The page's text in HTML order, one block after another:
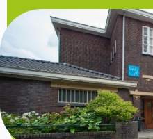
Schoolgids
Gezonde school
Kinderopvang
BSO
Routebeschrijving